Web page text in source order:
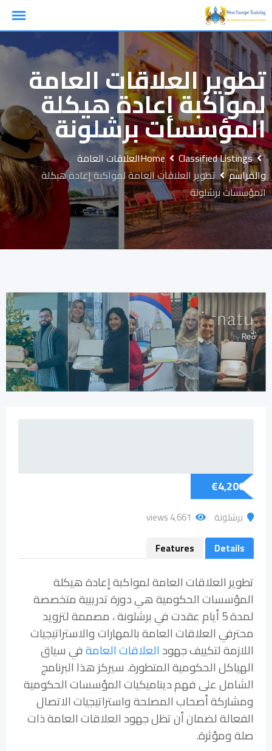
Skip
to
content
تطوير العلاقات العامة
لمواكبة إعادة هيكلة
المؤسسات برشلونة
Home Classified Listings
العلاقات العامة
والمراسم
تطوير العلاقات العامة لمواكبة إعادة هيكلة
المؤسسات برشلونة
€4,200
برشلونة
4٬661 views
Details
Features
تطوير العلاقات العامة لمواكبة إعادة هيكلة
المؤسسات الحكومية هي دورة تدريبية متخصصة
لمدة 5 أيام عقدت في برشلونة ، مصممة لتزويد
محترفي العلاقات العامة بالمهارات والاستراتيجيات
اللازمة لتكييف جهودالعلاقات العامةفي سياق
الهياكل الحكومية المتطورة. سيركز هذا البرنامج
الشامل على فهم ديناميكيات المؤسسات الحكومية
ومشاركة أصحاب المصلحة واستراتيجيات الاتصال
الفعالة لضمان أن تظل جهود العلاقات العامة ذات
صلة ومؤثرة.